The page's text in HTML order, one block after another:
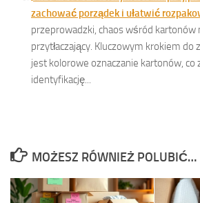
zachować porządek i ułatwić
przeprowadzki, chaos wśród
przytłaczający. Kluczowym krokiem do
jest kolorowe oznaczanie kartonów, co
identyfikację...
MOŻESZ RÓWNIEŻ POLUBIĆ…